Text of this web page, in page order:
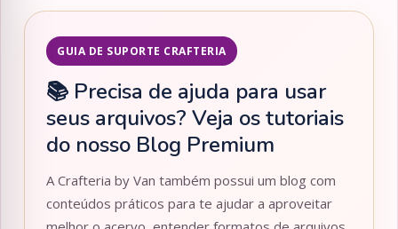
GUIA DE SUPORTE CRAFTERIA
📚 Precisa de ajuda para usar
seus arquivos? Veja os tutoriais
do nosso Blog Premium
A Crafteria by Van também possui um blog com
conteúdos práticos para te ajudar a aproveitar